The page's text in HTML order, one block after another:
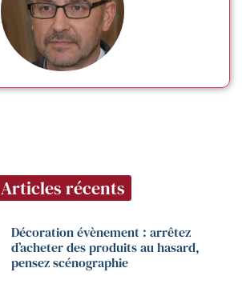
Articles récents
Décoration évènement : arrêtez
d’acheter des produits au hasard,
pensez scénographie